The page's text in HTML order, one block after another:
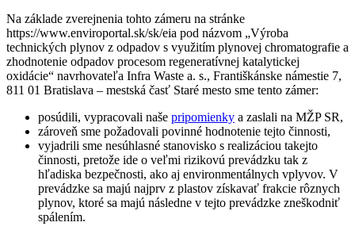
Na základe zverejnenia tohto zámeru na stránke
https://www.enviroportal.sk/sk/eia pod názvom „Výroba
technických plynov z odpadov s využitím plynovej chromatografie a
zhodnotenie odpadov procesom regeneratívnej katalytickej
oxidácie“ navrhovateľa Infra Waste a. s., Františkánske námestie 7,
811 01 Bratislava – mestská časť Staré mesto sme tento zámer:
posúdili, vypracovali naše pripomienky a zaslali na MŽP SR,
zároveň sme požadovali povinné hodnotenie tejto činnosti,
vyjadrili sme nesúhlasné stanovisko s realizáciou takejto
činnosti, pretože ide o veľmi rizikovú prevádzku tak z
hľadiska bezpečnosti, ako aj environmentálnych vplyvov. V
prevádzke sa majú najprv z plastov získavať frakcie rôznych
plynov, ktoré sa majú následne v tejto prevádzke zneškodniť
spálením.